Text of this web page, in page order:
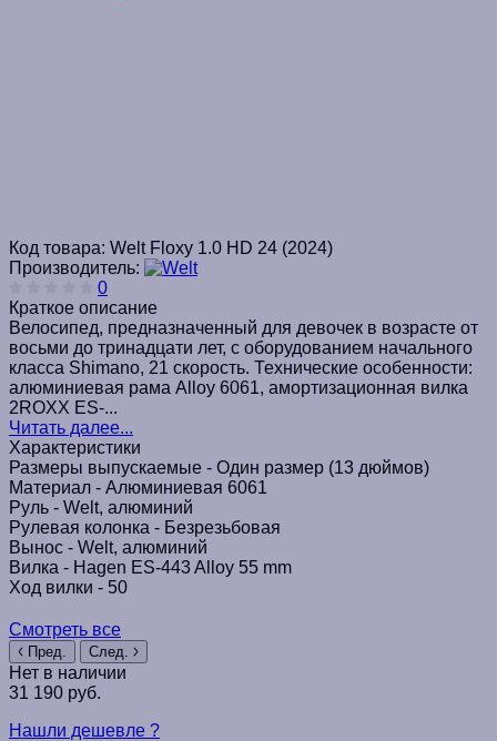
Код товара: Welt Floxy 1.0 HD 24 (2024)
Производитель:
0
Краткое описание
Велосипед, предназначенный для девочек в возрасте от
восьми до тринадцати лет, с оборудованием начального
класса Shimano, 21 скорость. Технические особенности:
алюминиевая рама Alloy 6061, амортизационная вилка
2ROXX ES-...
Читать далее...
Характеристики
Размеры выпускаемые - Один размер (13 дюймов)
Материал - Алюминиевая 6061
Руль - Welt, алюминий
Рулевая колонка - Безрезьбовая
Вынос - Welt, алюминий
Вилка - Hagen ES-443 Alloy 55 mm
Ход вилки - 50
Смотреть все
Пред. След.
Нет в наличии
31 190 руб.
Нашли дешевле ?